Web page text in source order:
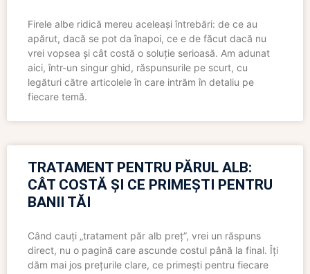
Firele albe ridică mereu aceleași întrebări: de ce au
apărut, dacă se pot da înapoi, ce e de făcut dacă nu
vrei vopsea și cât costă o soluție serioasă. Am adunat
aici, într-un singur ghid, răspunsurile pe scurt, cu
legături către articolele în care intrăm în detaliu pe
fiecare temă.
TRATAMENT PENTRU PĂRUL ALB:
CÂT COSTĂ ȘI CE PRIMEȘTI PENTRU
BANII TĂI
Când cauți „tratament păr alb preț”, vrei un răspuns
direct, nu o pagină care ascunde costul până la final. Îți
dăm mai jos prețurile clare, ce primești pentru fiecare